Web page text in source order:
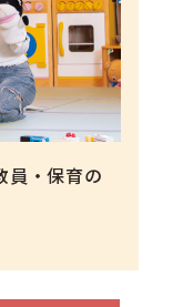
員・保育の